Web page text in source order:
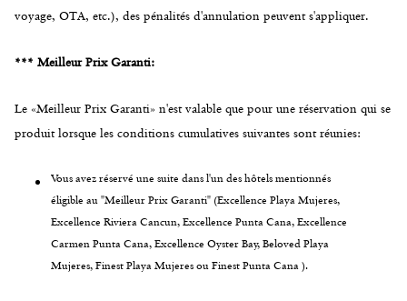
voyage, OTA, etc.), des pénalités d'annulation peuvent s'appliquer.
*** Meilleur Prix Garanti:
Le «Meilleur Prix Garanti» n'est valable que pour une réservation qui se
produit lorsque les conditions cumulatives suivantes sont réunies:
Vous avez réservé une suite dans l'un des hôtels mentionnés
éligible au "Meilleur Prix Garanti" (Excellence Playa Mujeres,
Excellence Riviera Cancun, Excellence Punta Cana, Excellence
Carmen Punta Cana, Excellence Oyster Bay, Beloved Playa
Mujeres, Finest Playa Mujeres ou Finest Punta Cana ).